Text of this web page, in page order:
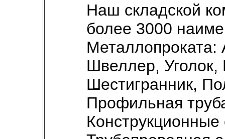
Наш складской
более 3000
Металлопроката:
Швеллер, Уголок,
Шестигранник,
Профильная